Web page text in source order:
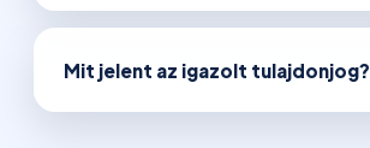
Mit jelent az igazolt tulajdonjog?